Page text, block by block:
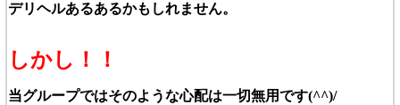
デリヘルあるあるかもしれません。
しかし！！
当グループではそのような心配は一切無用です(^^)/